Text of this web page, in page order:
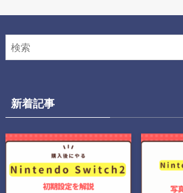
新着記事